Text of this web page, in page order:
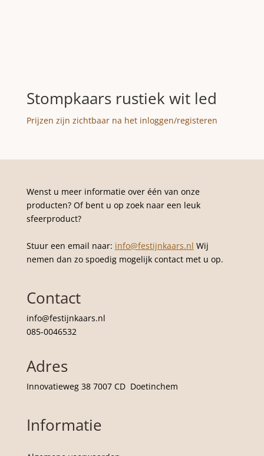
Stompkaars rustiek wit led
Prijzen zijn zichtbaar na het inloggen/registeren
Wenst u meer informatie over één van onze
producten? Of bent u op zoek naar een leuk
sfeerproduct?
Stuur een email naar: info@festijnkaars.nl Wij
nemen dan zo spoedig mogelijk contact met u op.
Contact
info@festijnkaars.nl
085-0046532
Adres
Innovatieweg 38 7007 CD Doetinchem
Informatie